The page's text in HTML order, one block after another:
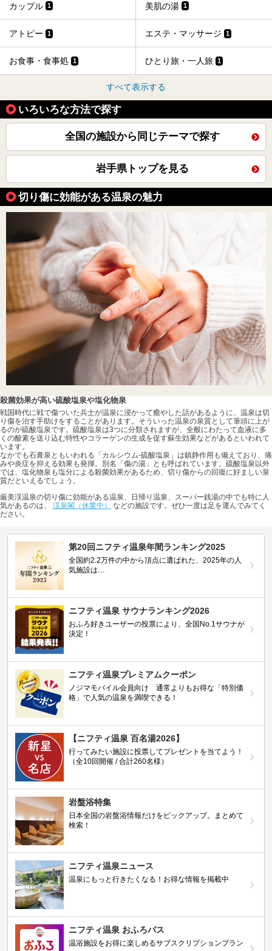
カップル 1 美肌の湯 1
アトピー 1 エステ・マッサージ 1
お食事・食事処 1 ひとり旅・一人旅 1
すべて表示する
いろいろな方法で探す
全国の施設から同じテーマで探す
岩手県トップを見る
切り傷に効能がある温泉の魅力
殺菌効果が高い硫酸塩泉や塩化物泉
戦国時代に戦で傷ついた兵士が温泉に浸かって癒やした話があるように、温泉は切
り傷を治す手助けをすることがあります。そういった温泉の泉質として筆頭に上が
るのが硫酸塩泉です。硫酸塩泉は3つに分類されますが、全般にわたって血液に多
くの酸素を送り込む特性やコラーゲンの生成を促す蘇生効果などがあるといわれて
います。
なかでも石膏泉ともいわれる「カルシウム-硫酸塩泉」は鎮静作用も備えており、痛
みや炎症を抑える効果も発揮。別名「傷の湯」とも呼ばれています。硫酸塩泉以外
では、塩化物泉も塩分による殺菌効果があるため、切り傷からの回復に好ましい泉
質だといえるでしょう。
厳美渓温泉の切り傷に効能がある温泉、日帰り温泉、スーパー銭湯の中でも特に人
気があるのは、 渓泉閣（休業中）
などの施設です。ぜひ一度は足を運んでみてく
ださい。
第20回ニフティ温泉年間ランキング2025
全国約2.2万件の中から頂点に選ばれた、2025年の人
気施設は…
ニフティ温泉 サウナランキング2026
おふろ好きユーザーの投票により、全国No.1サウナが
決定！
ニフティ温泉プレミアムクーポン
ノジマモバイル会員向け 通常よりもお得な「特別価
格」で人気の温泉を満喫できる！
【ニフティ温泉 百名湯2026】
行ってみたい施設に投票してプレゼントを当てよう！
（全10回開催 / 合計260名様）
岩盤浴特集
日本全国の岩盤浴情報だけをピックアップ。まとめて
検索！
ニフティ温泉ニュース
温泉にもっと行きたくなる！お得な情報を掲載中
ニフティ温泉 おふろパス
温浴施設をお得に楽しめるサブスクリプションプラン